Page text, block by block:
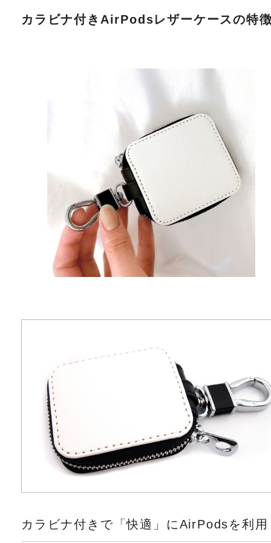
カラビナ付きAirPodsレザーケースの特
カラビナ付きで「快適」にAirPodsを利用